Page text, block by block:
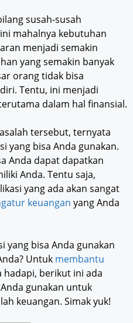
susah-susah
mahalnya kebutuhan
menjadi semakin
yang semakin banyak
orang tidak bisa
Tentu, ini menjadi
dalam hal finansial.
tersebut, ternyata
yang bisa Anda gunakan.
Anda dapat dapatkan
Anda. Tentu saja,
yang ada akan sangat
keuangan yang Anda
yang bisa Anda gunakan
Untuk membantu
hadapi, berikut ini ada
gunakan untuk
keuangan. Simak yuk!